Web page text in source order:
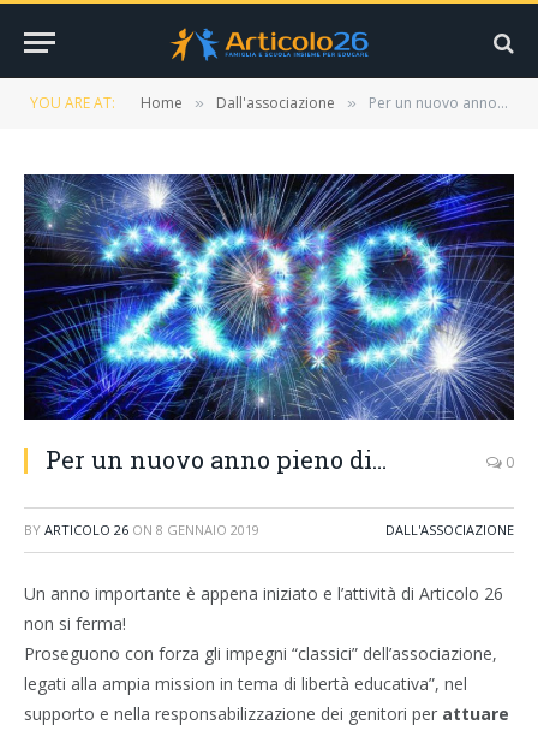
YOU ARE AT: Home » Dall'associazione » Per un nuovo anno pieno di…
Per un nuovo anno pieno di… 0
BY ARTICOLO 26 ON 8 GENNAIO 2019 DALL'ASSOCIAZIONE
Un anno importante è appena iniziato e l’attività di Articolo 26
non si ferma!
Proseguono con forza gli impegni “classici” dell’associazione,
legati alla ampia mission in tema di libertà educativa”, nel
supporto e nella responsabilizzazione dei genitori per attuare